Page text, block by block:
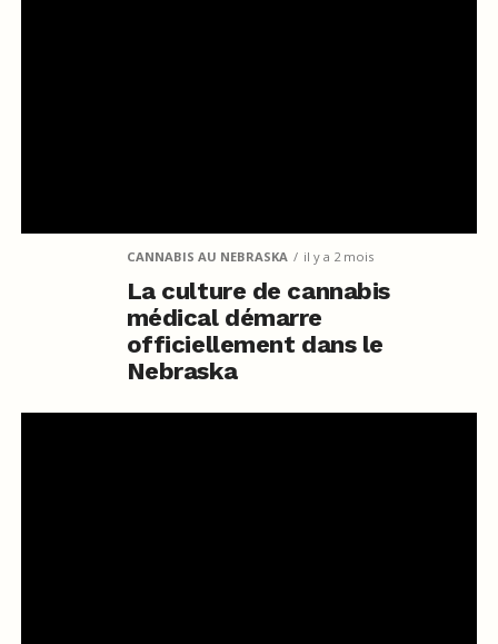
CANNABIS AU NEBRASKA il y a 2 mois
La culture de cannabis
médical démarre
officiellement dans le
Nebraska